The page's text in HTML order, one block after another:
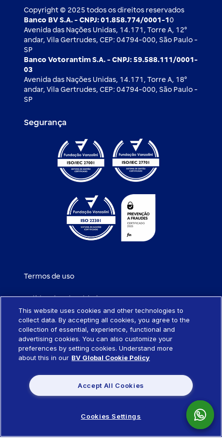
Copyright © 2025 todos os direitos reservados
Banco BV S.A. - CNPJ: 01.858.774/0001-1 0
Avenida das Nações Unidas, 14.171, Torre A, 12⁰
andar, Vila Gertrudes, CEP: 04794-000, São Paulo -
SP
Banco Votorantim S.A. - CNPJ: 59.588.111/0001-
03
Avenida das Nações Unidas, 14.171, Torre A, 18⁰
andar, Vila Gertrudes, CEP: 04794-000, São Paulo -
SP
Segurança
Termos de uso
Política de privacidade
Política de cookies
Portabilidade de empréstimo
Política de remuneração de produtos
This website uses cookies and other technologies to
collect data. By accepting all cookies, you agree to the
collection of essential, experience, functional and
advertising cookies. You can also customize your
preferences by setting cookies. Understand more
about this in our BV Global Cookie Policy
Accept All Cookies
Cookies Settings